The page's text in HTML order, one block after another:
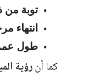
توبة
انتهاء
طول
كما أنرؤية